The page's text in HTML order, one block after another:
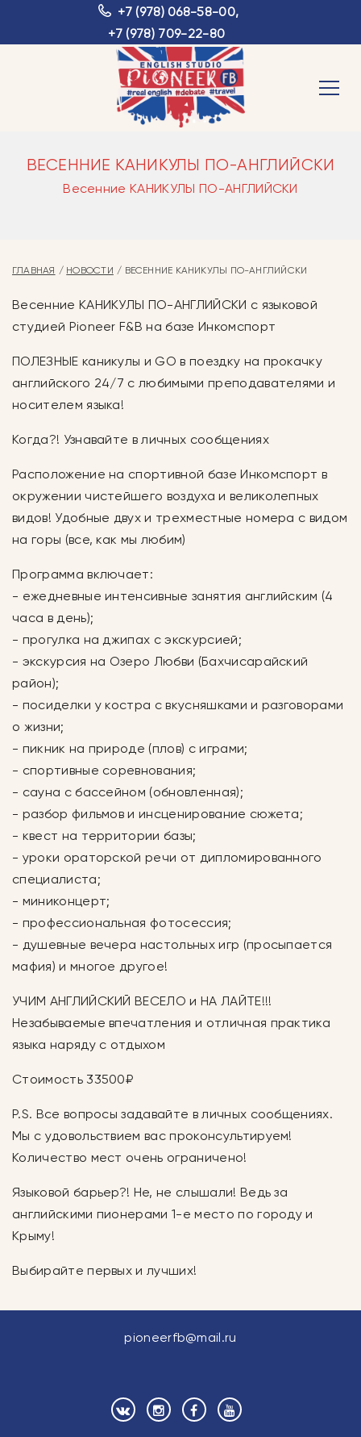
+7 (978) 068-58-00,
+7 (978) 709-22-80
ВЕСЕННИЕ КАНИКУЛЫ ПО-АНГЛИЙСКИ
Весенние КАНИКУЛЫ ПО-АНГЛИЙСКИ
ГЛАВНАЯ НОВОСТИ ВЕСЕННИЕ КАНИКУЛЫ ПО-АНГЛИЙСКИ
Весенние КАНИКУЛЫ ПО-АНГЛИЙСКИ с языковой
студией Pioneer F&B на базе Инкомспорт
ПОЛЕЗНЫЕ каникулы и GO в поездку на прокачку
английского 24/7 с любимыми преподавателями и
носителем языка!
Когда?! Узнавайте в личных сообщениях
Расположение на спортивной базе Инкомспорт в
окружении чистейшего воздуха и великолепных
видов! Удобные двух и трехместные номера с видом
на горы (все, как мы любим)
Программа включает:
- ежедневные интенсивные занятия английским (4
часа в день);
- прогулка на джипах c экскурсией;
- экскурсия на Озеро Любви (Бахчисарайский
район);
- посиделки у костра с вкусняшками и разговорами
о жизни;
- пикник на природе (плов) с играми;
- спортивные соревнования;
- сауна с бассейном (обновленная);
- разбор фильмов и инсценирование сюжета;
- квест на территории базы;
- уроки ораторской речи от дипломированного
специалиста;
- миниконцерт;
- профессиональная фотосессия;
- душевные вечера настольных игр (просыпается
мафия) и многое другое!
УЧИМ АНГЛИЙСКИЙ ВЕСЕЛО и НА ЛАЙТЕ!!!
Незабываемые впечатления и отличная практика
языка наряду с отдыхом
Стоимость 33500₽
P.S. Все вопросы задавайте в личных сообщениях.
Мы с удовольствием вас проконсультируем!
Количество мест очень ограничено!
Языковой барьер?! Не, не слышали! Ведь за
английскими пионерами 1-е место по городу и
Крыму!
Выбирайте первых и лучших!
pioneerfb@mail.ru